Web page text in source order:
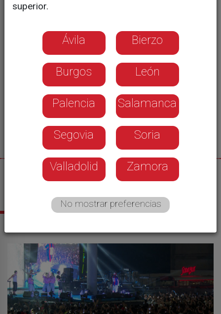
27/09/2024
superior.
Ávila Bierzo
Burgos León
Palencia Salamanca
Segovia Soria
Valladolid Zamora
No mostrar preferencias